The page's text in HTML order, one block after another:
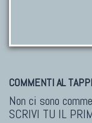
COMMENTI AL
Non ci sono
SCRIVI TU IL